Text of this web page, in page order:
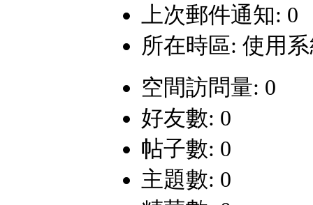
上次郵件通知: 0
所在時區: 使用
空間訪問量: 0
好友數: 0
帖子數: 0
主題數: 0